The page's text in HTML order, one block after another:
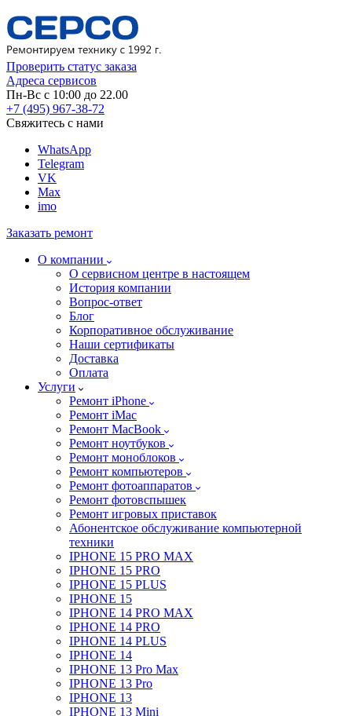
Проверить статус заказа
Адреса сервисов
Пн-Вс с 10:00 до 22.00
+7 (495) 967-38-72
Свяжитесь с нами
WhatsApp
Telegram
VK
Max
imo
Заказать ремонт
О компании
О сервисном центре в настоящем
История компании
Вопрос-ответ
Блог
Корпоративное обслуживание
Наши сертификаты
Доставка
Оплата
Услуги
Ремонт iPhone
Ремонт iMac
Ремонт MacBook
Ремонт ноутбуков
Ремонт моноблоков
Ремонт компьютеров
Ремонт фотоаппаратов
Ремонт фотовспышек
Ремонт игровых приставок
Абонентское обслуживание компьютерной
техники
IPHONE 15 PRO MAX
IPHONE 15 PRO
IPHONE 15 PLUS
IPHONE 15
IPHONE 14 PRO MAX
IPHONE 14 PRO
IPHONE 14 PLUS
IPHONE 14
IPHONE 13 Pro Max
IPHONE 13 Pro
IPHONE 13
IPHONE 13 Mini